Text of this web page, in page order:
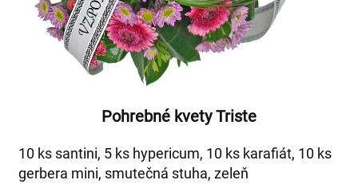
Pohrebné kvety Triste
10 ks santini, 5 ks hypericum, 10 ks karafiát, 10 ks
gerbera mini, smutečná stuha, zeleň